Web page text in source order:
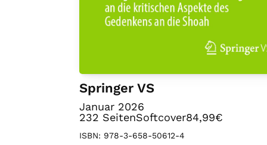
Springer VS
Januar 2026
232 SeitenSoftcover84,99€
ISBN: 978-3-658-50612-4